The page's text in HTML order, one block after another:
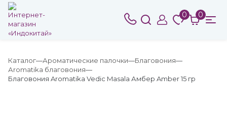
0 0
Каталог Ароматические палочки
Благовония
Аromatika благовония
Благовония Aromatika Vedic Masala Амбер Amber 15 гр